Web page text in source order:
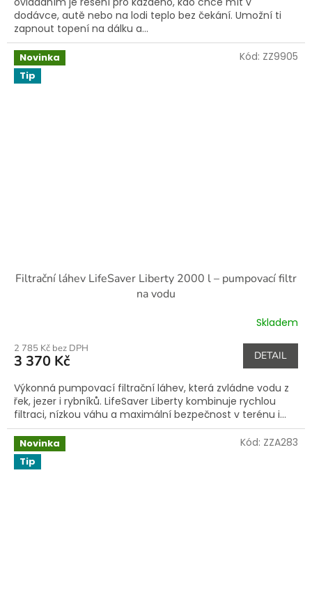
dodávce, autě nebo na lodi teplo bez čekání. Umožní ti
zapnout topení na dálku a...
Novinka
Tip
Filtrační láhev LifeSaver Liberty 2000 l – pumpovací filtr
na vodu
Skladem
2 785 Kč bez DPH
3 370 Kč DETAIL
Výkonná pumpovací filtrační láhev, která zvládne vodu z
řek, jezer i rybníků. LifeSaver Liberty kombinuje rychlou
filtraci, nízkou váhu a maximální bezpečnost v terénu i...
Kód: ZZ9905
Novinka
Tip
Kód: ZZA283